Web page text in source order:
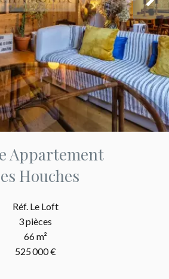
Appartement
Houches
Réf. Le Loft
3 pièces
66 m²
525 000 €